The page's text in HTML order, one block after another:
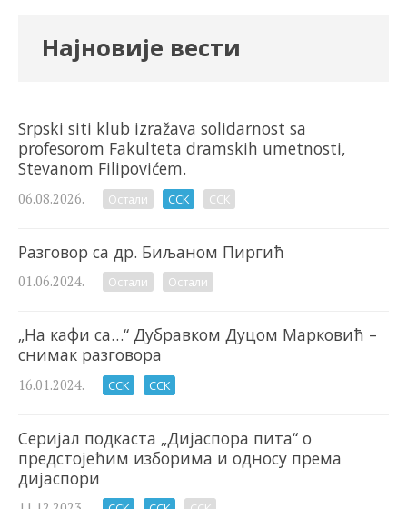
Најновије вести
Srpski siti klub izražava solidarnost sa
profesorom Fakulteta dramskih umetnosti,
Stevanom Filipovićem.
06.08.2026. Остали ССК ССК
Разговор са др. Биљаном Пиргић
01.06.2024. Остали Остали
„На кафи са…“ Дубравком Дуцом Марковић –
снимак разговора
16.01.2024. ССК ССК
Серијал подкаста „Дијаспора пита“ о
предстојећим изборима и односу према
дијаспори